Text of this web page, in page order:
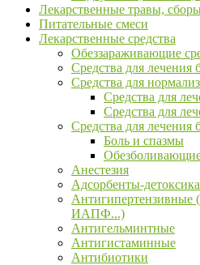
Лекарственные травы,
Питательные смеси
Лекарственные средства
Обеззараживающие
Средства для лечения
Средства для
Средства для
Средства для
Средства для лечения
Боль и спазмы
Обезболивающие
Анестезия
Адсорбенты-
ИАПФ...)
Антигельминтные
Антигистаминные
Антибиотики